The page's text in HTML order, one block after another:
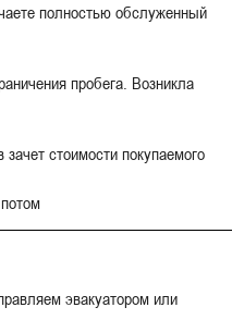
полностью обслуженный
пробега. Возникла
стоимости покупаемого
эвакуатором или